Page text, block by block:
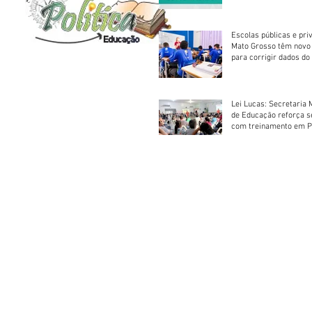
Escolas públicas e
Mato Grosso têm
para corrigir dados do
Lei Lucas: Secretaria
de Educação reforça
com treinamento em